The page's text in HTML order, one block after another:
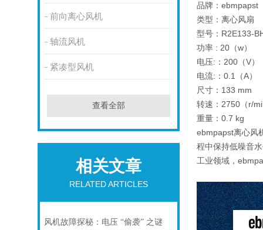
前向离心风机
轴流风机
紧凑型风机
查看全部
相关文章
RELATED ARTICLES
风机故障探秘：电压 “偷袭” 之谜
品牌：ebmpapst
类型：离心风扇
型号：R2E133-
功率 : 20（w）
电压:：200（V）
电流:：0.1（A）
尺寸：133 mm
转速：2750（r/
重量：0.7 kg
ebmpapst离心风
程中保持低噪音
工业领域，